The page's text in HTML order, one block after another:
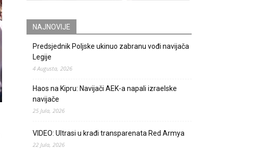
NAJNOVIJE
Predsjednik Poljske ukinuo zabranu vođi navijača
Legije
4 Augusta, 2026
Haos na Kipru: Navijači AEK-a napali izraelske
navijače
25 Jula, 2026
VIDEO: Ultrasi u krađi transparenata Red Armya
22 Jula, 2026